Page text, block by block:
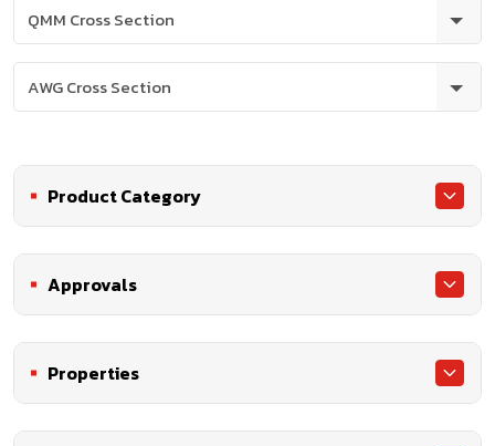
Product Category
Approvals
Properties